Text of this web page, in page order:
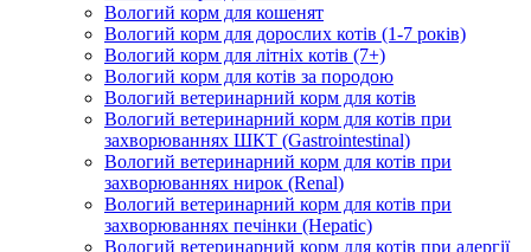
Вологий корм для кошенят
Вологий корм для дорослих котів (1-7 років)
Вологий корм для літніх котів (7+)
Вологий корм для котів за породою
Вологий ветеринарний корм для котів
Вологий ветеринарний корм для котів при
захворюваннях ШКТ (Gastrointestinal)
Вологий ветеринарний корм для котів при
захворюваннях нирок (Renal)
Вологий ветеринарний корм для котів при
захворюваннях печінки (Hepatic)
Вологий ветеринарний корм для котів при алергії